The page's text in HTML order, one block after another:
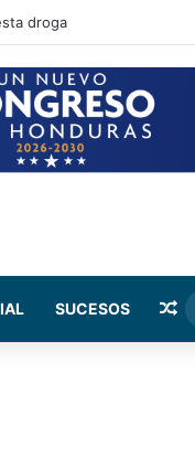
de Colombia
SUCESOS